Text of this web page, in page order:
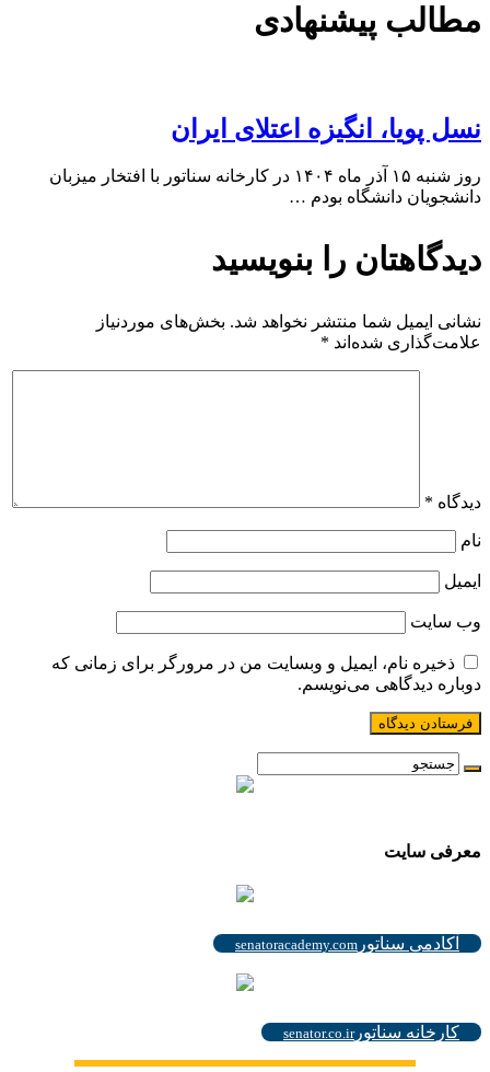
مطالب پیشنهادی
نسل پویا، انگیزه اعتلای ایران
روز شنبه ۱۵ آذر ماه ۱۴۰۴ در کارخانه سناتور با افتخار میزبان
دانشجویان دانشگاه بودم …
دیدگاهتان را بنویسید
نشانی ایمیل شما منتشر نخواهد شد. بخش‌های موردنیاز
علامت‌گذاری شده‌اند *
دیدگاه *
نام
ایمیل
وب‌ سایت
ذخیره نام، ایمیل و وبسایت من در مرورگر برای زمانی که
دوباره دیدگاهی می‌نویسم.
معرفی سایت
آکادمی سناتور senatoracademy.com
کارخانه سناتورsenator.co.ir